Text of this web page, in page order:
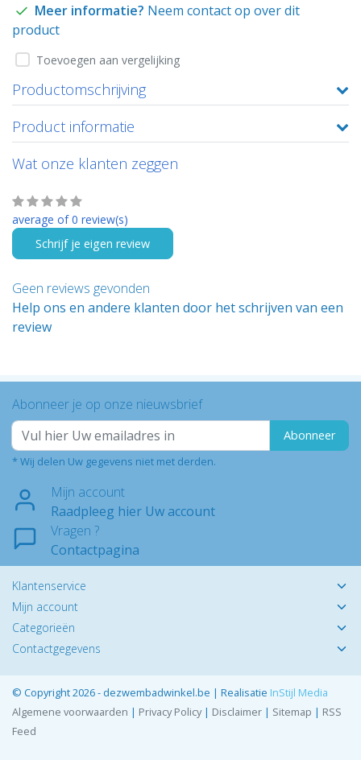
Meer informatie? Neem contact op over dit
product
Toevoegen aan vergelijking
Productomschrijving
Product informatie
Wat onze klanten zeggen
average of 0 review(s)
Schrijf je eigen review
Geen reviews gevonden
Help ons en andere klanten door het schrijven van een
review
Abonneer je op onze nieuwsbrief
Abonneer
* Wij delen Uw gegevens niet met derden.
Mijn account
Raadpleeg hier Uw account
Vragen ?
Contactpagina
Klantenservice
Mijn account
Categorieën
Contactgegevens
© Copyright 2026 - dezwembadwinkel.be | Realisatie InStijl Media
Algemene voorwaarden | Privacy Policy| Disclaimer | Sitemap | RSS
Feed